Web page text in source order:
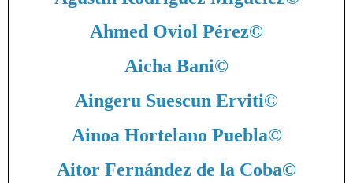
Ahmed Oviol Pérez©
Aicha Bani©
Aingeru Suescun Erviti©
Ainoa Hortelano Puebla©
Aitor Fernández de la Coba©